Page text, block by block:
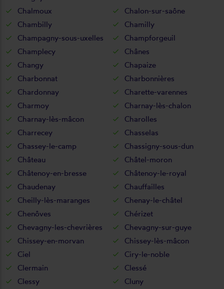
Chalmoux
Chalon-sur-saône
Chambilly
Chamilly
Champagny-sous-uxelles
Champforgeuil
Champlecy
Chânes
Changy
Chapaize
Charbonnat
Charbonnières
Chardonnay
Charette-varennes
Charmoy
Charnay-lès-chalon
Charnay-lès-mâcon
Charolles
Charrecey
Chasselas
Chassey-le-camp
Chassigny-sous-dun
Château
Châtel-moron
Châtenoy-en-bresse
Châtenoy-le-royal
Chaudenay
Chauffailles
Cheilly-lès-maranges
Chenay-le-châtel
Chenôves
Chérizet
Chevagny-les-chevrières
Chevagny-sur-guye
Chissey-en-morvan
Chissey-lès-mâcon
Ciel
Ciry-le-noble
Clermain
Clessé
Clessy
Cluny